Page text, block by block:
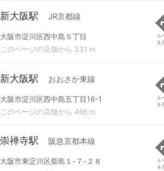
新大阪駅 JR京都線
大阪市淀川区西中島５丁目
このページの店舗から 331 m
ル
を
新大阪駅 おおさか東線
大阪市淀川区西中島五丁目16-1
このページの店舗から 466 m
ル
を
崇禅寺駅 阪急京都本線
大阪市東淀川区柴島１-７-２８
ル
を